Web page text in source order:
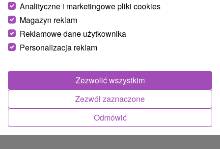
Region turystyczny
Ondavská vrchovina
Znalazłeś błąd lub chcesz polecić nam nową atrakcję
Zgłoś błąd
Analityczne i marketingowe pliki cookies
Magazyn reklam
Reklamowe dane użytkownika
Personalizacja reklam
Odmówić
Zezwól zaznaczone
Zezwolić wszystkim